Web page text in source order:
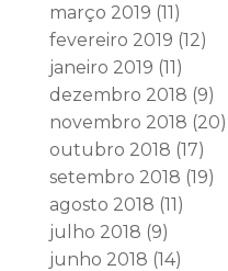
março 2019 (11)
fevereiro 2019 (12)
janeiro 2019 (11)
dezembro 2018 (9)
novembro 2018 (20)
outubro 2018 (17)
setembro 2018 (19)
agosto 2018 (11)
julho 2018 (9)
junho 2018 (14)